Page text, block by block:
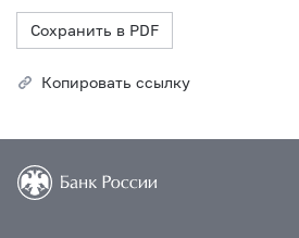
Сохранить в PDF
Копировать ссылку